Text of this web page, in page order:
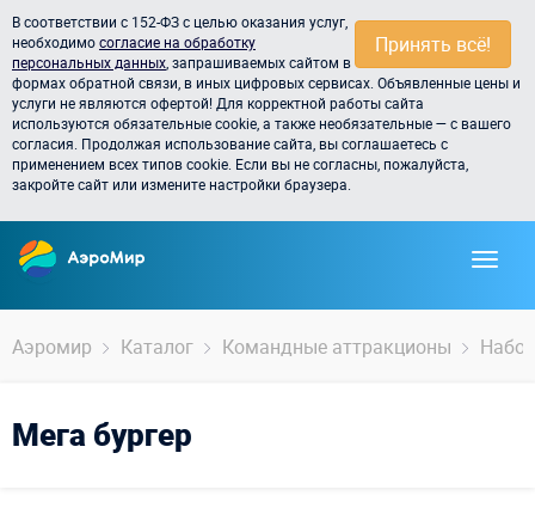
Принять всё!
В соответствии с 152-ФЗ с целью оказания услуг,
необходимосогласие на обработку
персональных данных , запрашиваемых сайтом в
формах обратной связи, в иных цифровых сервисах. Объявленные цены и
услуги не являются офертой! Для корректной работы сайта
используются обязательные cookie, а также необязательные — с вашего
согласия. Продолжая использование сайта, вы соглашаетесь с
применением всех типов cookie. Если вы не согласны, пожалуйста,
закройте сайт или измените настройки браузера.
Аэромир Каталог Командные аттракционы
Мега бургер